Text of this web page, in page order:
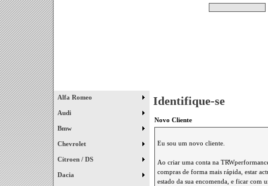
Alfa Romeo
Audi
Bmw
Chevrolet
Citroen / DS
Dacia
Identifique-se
Novo Cliente
Eu sou um novo cliente.
Ao criar uma conta na
compras de forma mais rápida, estar
estado da sua encomenda, e ficar com